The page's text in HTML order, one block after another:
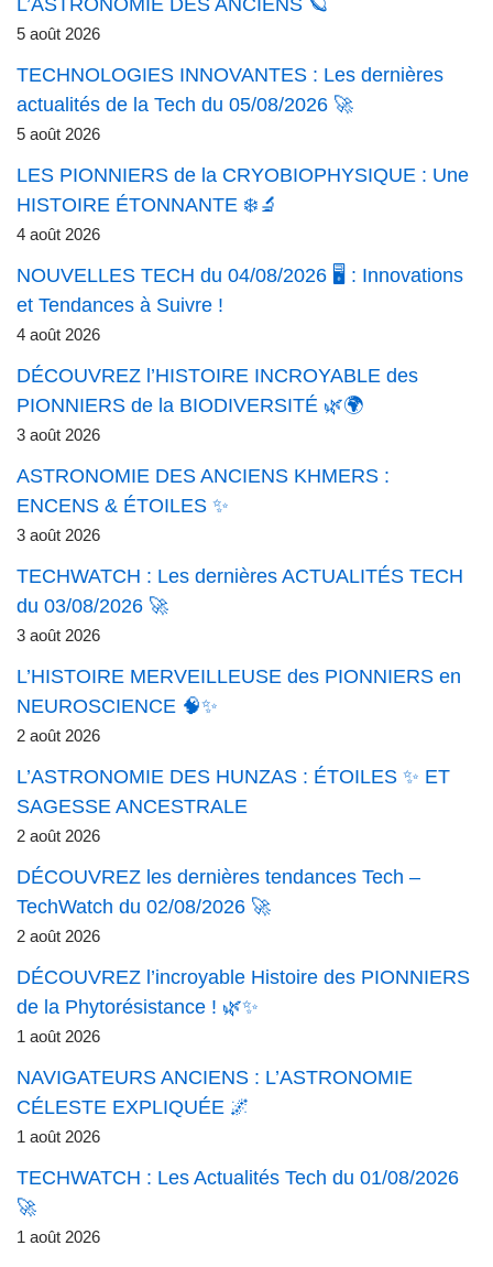
L’ASTRONOMIE DES ANCIENS 🪐
5 août 2026
TECHNOLOGIES INNOVANTES : Les dernières
actualités de la Tech du 05/08/2026 🚀
5 août 2026
LES PIONNIERS de la CRYOBIOPHYSIQUE : Une
HISTOIRE ÉTONNANTE ❄️🔬
4 août 2026
NOUVELLES TECH du 04/08/2026 🖥️ : Innovations
et Tendances à Suivre !
4 août 2026
DÉCOUVREZ l’HISTOIRE INCROYABLE des
PIONNIERS de la BIODIVERSITÉ 🌿🌍
3 août 2026
ASTRONOMIE DES ANCIENS KHMERS :
ENCENS & ÉTOILES ✨
3 août 2026
TECHWATCH : Les dernières ACTUALITÉS TECH
du 03/08/2026 🚀
3 août 2026
L’HISTOIRE MERVEILLEUSE des PIONNIERS en
NEUROSCIENCE 🧠✨
2 août 2026
L’ASTRONOMIE DES HUNZAS : ÉTOILES ✨ ET
SAGESSE ANCESTRALE
2 août 2026
DÉCOUVREZ les dernières tendances Tech –
TechWatch du 02/08/2026 🚀
2 août 2026
DÉCOUVREZ l’incroyable Histoire des PIONNIERS
de la Phytorésistance ! 🌿✨
1 août 2026
NAVIGATEURS ANCIENS : L’ASTRONOMIE
CÉLESTE EXPLIQUÉE 🌌
1 août 2026
TECHWATCH : Les Actualités Tech du 01/08/2026
🚀
1 août 2026